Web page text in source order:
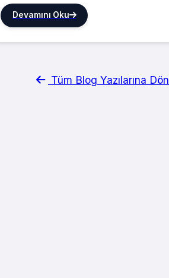
Devamını Oku
Tüm Blog Yazılarına Dön